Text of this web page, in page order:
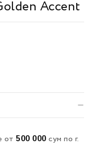
Accent
от 500 000 сум по г.